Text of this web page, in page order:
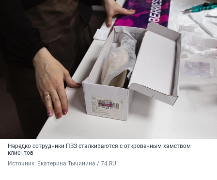
Нередко сотрудники ПВЗ сталкиваются с откровенным хамством
клиентов
Источник: Екатерина Тычинина / 74.RU